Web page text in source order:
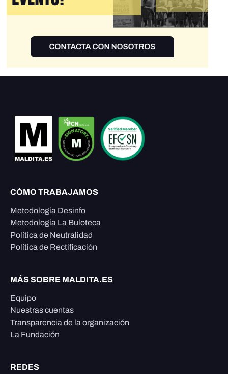
CÓMO TRABAJAMOS
Metodología Desinfo
Metodología La Buloteca
Política de Neutralidad
Política de Rectificación
MÁS SOBRE MALDITA.ES
Equipo
Nuestras cuentas
Transparencia de la organización
La Fundación
REDES